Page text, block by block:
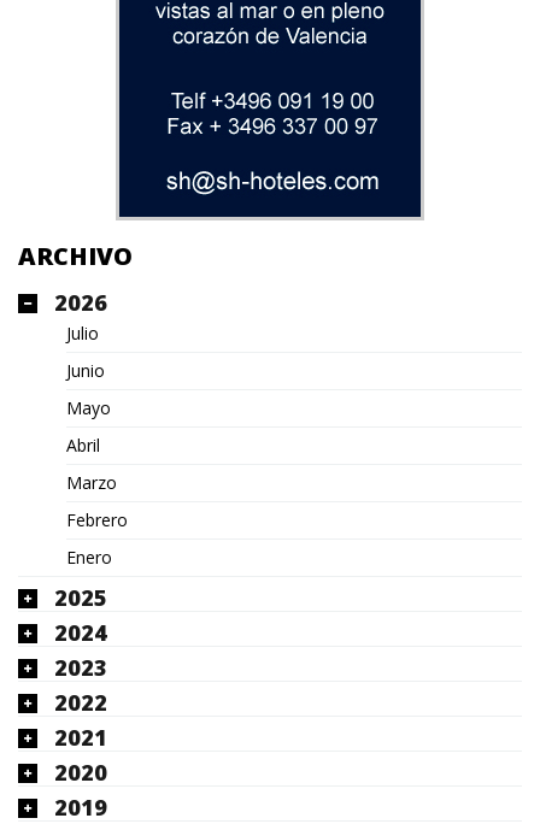
ARCHIVO
2026
Julio
Junio
Mayo
Abril
Marzo
Febrero
Enero
2025
2024
2023
2022
2021
2020
2019